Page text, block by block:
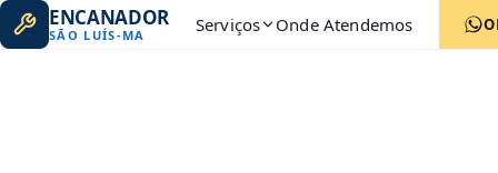
ENCANADOR
SÃO LUÍS-MA Serviços Onde Atendemos